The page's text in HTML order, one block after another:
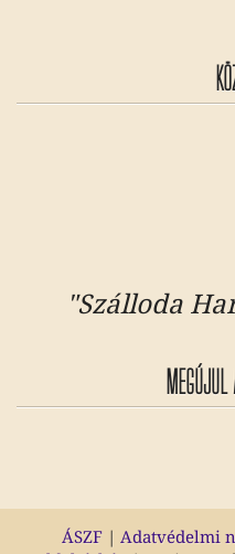
"Szálloda
ÁSZF | Adatvédelmi